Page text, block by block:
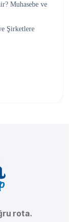
Muhasebe ve
Şirketlere
rota.